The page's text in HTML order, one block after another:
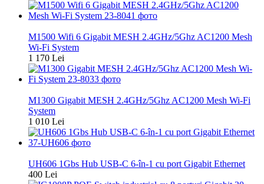
M1500 Wifi 6 Gigabit MESH 2.4GHz/5Ghz AC1200 Mesh
Wi-Fi System
1 170 Lei
M1300 Gigabit MESH 2.4GHz/5Ghz AC1200 Mesh Wi-Fi
System
1 010 Lei
UH606 1Gbs Hub USB-C 6-în-1 cu port Gigabit Ethernet
400 Lei